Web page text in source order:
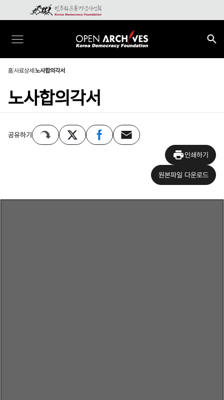
홈사료상세 노사합의각서
노사합의각서
공유하기
인쇄하기
원본파일 다운로드